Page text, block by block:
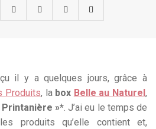
il y a quelques jours, grâce à
Produits, la box Belle au Naturel ,
Printanière »*. J’ai eu le temps de
produits qu’elle contient et,